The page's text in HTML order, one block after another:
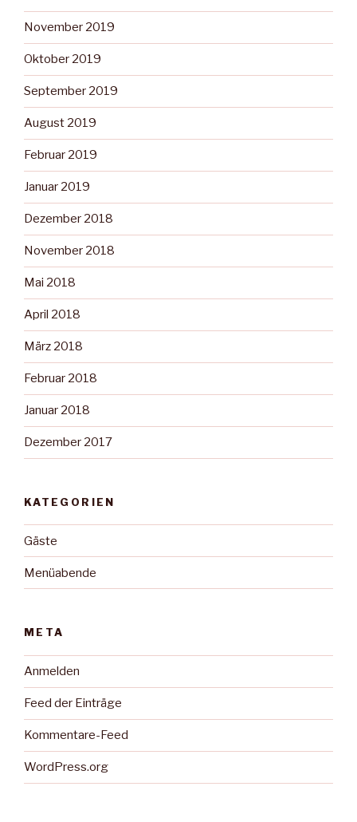
November 2019
Oktober 2019
September 2019
August 2019
Februar 2019
Januar 2019
Dezember 2018
November 2018
Mai 2018
April 2018
März 2018
Februar 2018
Januar 2018
Dezember 2017
KATEGORIEN
Gäste
Menüabende
META
Anmelden
Feed der Einträge
Kommentare-Feed
WordPress.org